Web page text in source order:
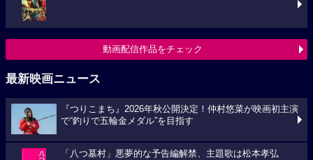
動画配信作品をチェック
最新映画ニュース
『つりこまち』2026年秋公開決定！仲村悠菜が映画初主演
で“釣りで五輪金メダル”を目指す
「八つ墓村」悪夢的な予告編解禁、主題歌は松本孝弘